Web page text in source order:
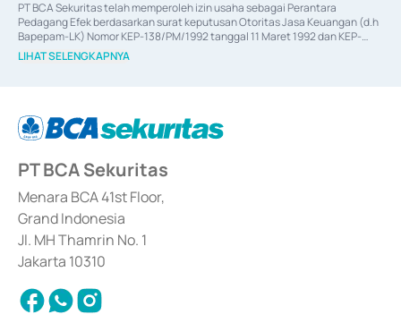
PT BCA Sekuritas telah memperoleh izin usaha sebagai Perantara
Pedagang Efek berdasarkan surat keputusan Otoritas Jasa Keuangan (d.h
Bapepam-LK) Nomor KEP-138/PM/1992 tanggal 11 Maret 1992 dan KEP-
06/D.04/2014 tanggal 28 Februari 2014, izin usaha sebagai Penjamin Emisi
Efek berdasarkan surat keputusan Otoritas Jasa Keuangan Nomor KEP-
berdasarkan surat keputusan Otoritas Jasa Keuangan Nomor S-
67/PM.21/2017 tanggal 3 Februari 2017, dan beberapa izin usaha lainnya
Sertifikat Deposito di Pasar Uang yang izinnya diterbitkan pada tahun 2017
dan izin usaha lainnya dari Bank Indonesia sebagai Lembaga Pendukung
Penerbitan, Transaksi, serta Penatausahaan dan Penyelesaian Transaksi
Surat Berharga Komersial yang izinnya diterbitkan pada tahun 2018.
LIHAT SELENGKAPNYA
PT BCA Sekuritas
Menara BCA 41st Floor,
Grand Indonesia
Jl. MH Thamrin No. 1
Jakarta 10310